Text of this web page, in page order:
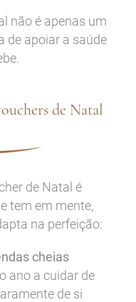
não é apenas um
de apoiar a saúde
de Natal
de Natal é
tem em mente,
na perfeição:
cheias
ano a cuidar de
de si